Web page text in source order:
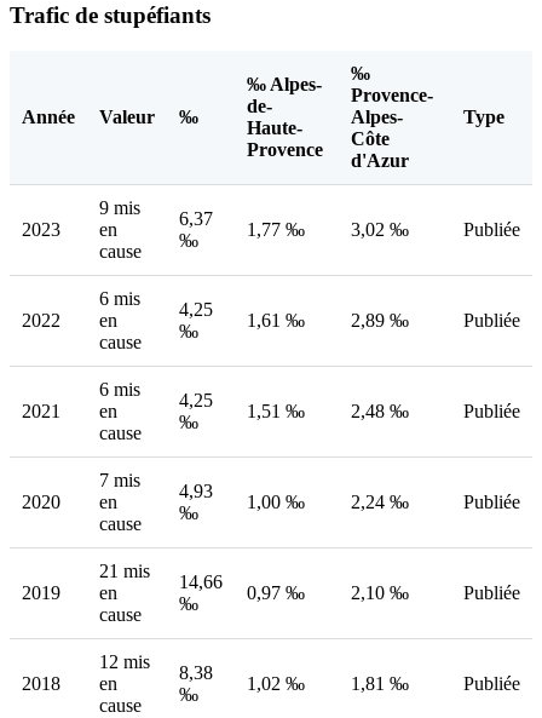
Trafic de stupéfiants
Année Valeur ‰
‰ Alpes-
de-
Haute-
Provence
‰
Provence-
Alpes-
Côte
d'Azur
Type
2023
9 mis
en
cause
6,37
‰
1,77 ‰ 3,02 ‰ Publiée
2022
6 mis
en
cause
4,25
‰
1,61 ‰ 2,89 ‰ Publiée
2021
6 mis
en
cause
4,25
‰
1,51 ‰ 2,48 ‰ Publiée
2020
7 mis
en
cause
4,93
‰
1,00 ‰ 2,24 ‰ Publiée
2019
21 mis
en
cause
14,66
‰
0,97 ‰ 2,10 ‰ Publiée
2018
12 mis
en
cause
8,38
‰
1,02 ‰ 1,81 ‰ Publiée